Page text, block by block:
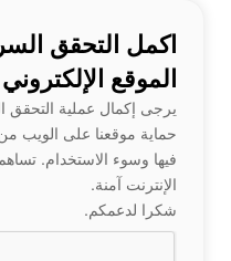
اكمل التحقق
الموقع الإلكتروني
يرجى إكمال عملية التحقق
حماية موقعنا على الويب
فيها وسوء الاستخدام.
الإنترنت آمنة.
شكرا لدعمكم.